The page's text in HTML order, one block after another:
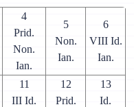
4
Prid.
Non.
Ian.
5
Non.
Ian.
6
VIII Id.
Ian.
11
III Id.
12
Prid.
13
Id.